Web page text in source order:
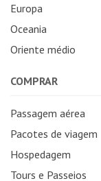
Europa
Oceania
Oriente médio
COMPRAR
Passagem aérea
Pacotes de viagem
Hospedagem
Tours e Passeios